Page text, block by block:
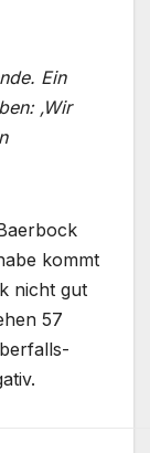
Ein
‚Wir
kommt
nicht gut
57